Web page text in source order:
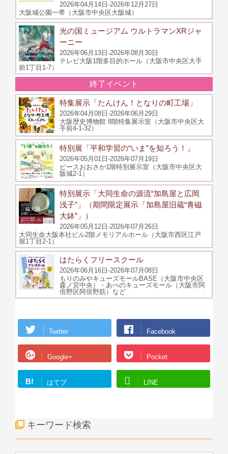
2026年04月14日-2026年12月27日
大阪城公園一帯（大阪市中央区大阪城）
光の国ミュージアム ウルトラマンXRジャ
ーニー
2026年06月13日-2026年08月30日
テレビ大阪1階多目的ホール（大阪市中央区大手
前1丁目1‐7）
終了イベント
特集展示「たんけん！となりの町工場」
2026年04月08日-2026年06月29日
大阪歴史博物館 8階特集展示室（大阪市中央区大
手前4-1-32）
特別展「平和学習の“いま”を知ろう！」
2026年05月01日-2026年07月19日
ピースおおさか1階特別展示室（大阪市中央区大
阪城2-1）
特別展示「大同生命の源流“加島屋と広岡
浅子”」（期間限定展示「加島屋旧蔵“青磁
大鉢”」）
2026年05月12日-2026年07月26日
大同生命大阪本社ビル2階メモリアルホール（大阪市西区江戸
堀1丁目2-1）
はたらくフリースクール
2026年06月16日-2026年07月08日
もりのみやキューズモールBASE（大阪市中央区
森ノ宮中央）・あべのキューズモール（大阪市阿
倍野区阿倍野筋）など
Twitter Facebook
Google+ Pocket
B! はてブ LINE
キーワード検索